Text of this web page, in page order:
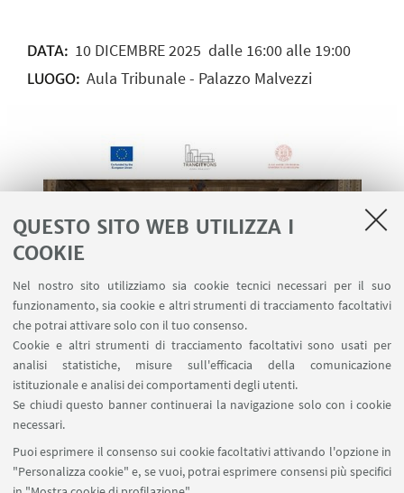
QUESTO SITO WEB UTILIZZA I
COOKIE
Nel nostro sito utilizziamo sia cookie tecnici necessari per il suo
funzionamento, sia cookie e altri strumenti di tracciamento facoltativi
che potrai attivare solo con il tuo consenso.
Cookie e altri strumenti di tracciamento facoltativi sono usati per
analisi statistiche, misure sull'efficacia della comunicazione
istituzionale e analisi dei comportamenti degli utenti.
Se chiudi questo banner continuerai la navigazione solo con i cookie
necessari.
Puoi esprimere il consenso sui cookie facoltativi attivando l'opzione in
"Personalizza cookie" e, se vuoi, potrai esprimere consensi più specifici
DATA: 10DICEMBRE2025 dalle 16:00 alle 19:00
LUOGO: Aula Tribunale - Palazzo Malvezzi